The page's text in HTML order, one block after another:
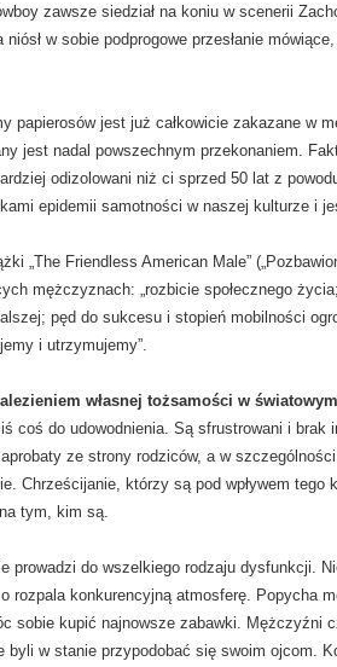
zawsze siedział na koniu w scenerii
niósł w sobie podprogowe przesłanie
papierosów jest już całkowicie zakazane w
jest nadal powszechnym przekonaniem.
odizolowani niż ci sprzed 50 lat z
epidemii samotności w naszej kulturze i
„The Friendless American Male”
mężczyznach: „rozbicie społecznego
pęd do sukcesu i stopień mobilności
i utrzymujemy”.
własnej tożsamości w
coś do udowodnienia. Są sfrustrowani i brak
ze strony rodziców, a w
Chrześcijanie, którzy są pod wpływem tego
tym, kim są.
prowadzi do wszelkiego rodzaju dysfunkcji.
rozpala konkurencyjną atmosferę. Popycha
sobie kupić najnowsze zabawki. Mężczyźni
byli w stanie przypodobać się swoim ojcom.